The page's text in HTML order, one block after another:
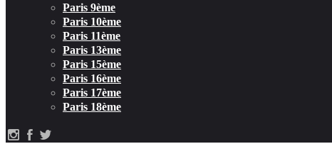
Paris 9ème
Paris 10ème
Paris 11ème
Paris 13ème
Paris 15ème
Paris 16ème
Paris 17ème
Paris 18ème